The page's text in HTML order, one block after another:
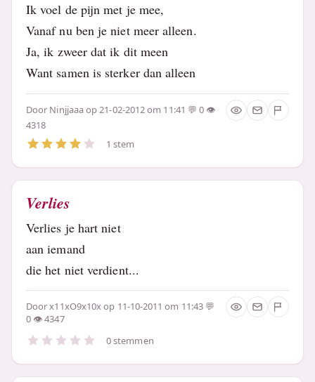
Ik voel de pijn met je mee,
Vanaf nu ben je niet meer alleen.
Ja, ik zweer dat ik dit meen
Want samen is sterker dan alleen
Door Ninjjaaaop 21-02-2012 om 11:41
0
4318
1 stem
Verlies
Verlies je hart niet
aan iemand
die het niet verdient...
Doorx11xO9x10xop 11-10-2011 om 11:43
0
4347
0 stemmen